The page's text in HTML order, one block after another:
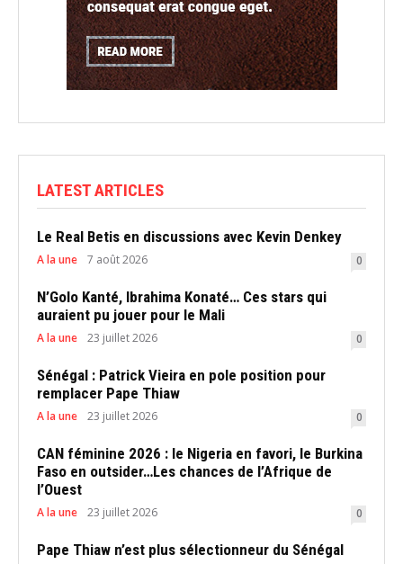
LATEST ARTICLES
Le Real Betis en discussions avec Kevin Denkey
A la une 7 août 2026 0
N’Golo Kanté, Ibrahima Konaté… Ces stars qui
auraient pu jouer pour le Mali
A la une 23 juillet 2026 0
Sénégal : Patrick Vieira en pole position pour
remplacer Pape Thiaw
A la une 23 juillet 2026 0
CAN féminine 2026 : le Nigeria en favori, le Burkina
Faso en outsider…Les chances de l’Afrique de
l’Ouest
A la une 23 juillet 2026 0
Pape Thiaw n’est plus sélectionneur du Sénégal